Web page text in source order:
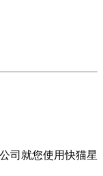
司就您使用快猫星